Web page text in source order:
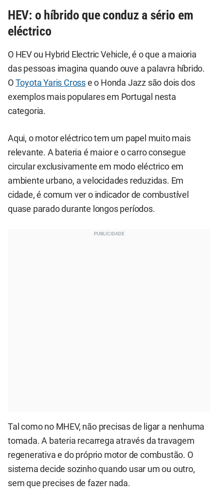
HEV: o híbrido que conduz a sério em
eléctrico
O HEV ou Hybrid Electric Vehicle, é o que a maioria
das pessoas imagina quando ouve a palavra híbrido.
O Toyota Yaris Cross e o Honda Jazz são dois dos
exemplos mais populares em Portugal nesta
categoria.
Aqui, o motor eléctrico tem um papel muito mais
relevante. A bateria é maior e o carro consegue
circular exclusivamente em modo eléctrico em
ambiente urbano, a velocidades reduzidas. Em
cidade, é comum ver o indicador de combustível
quase parado durante longos períodos.
Tal como no MHEV, não precisas de ligar a nenhuma
tomada. A bateria recarrega através da travagem
regenerativa e do próprio motor de combustão. O
sistema decide sozinho quando usar um ou outro,
sem que precises de fazer nada.